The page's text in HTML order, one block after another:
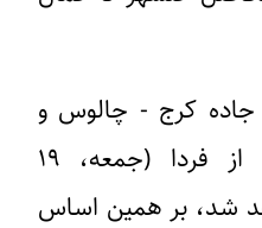
جاده کرج - چالوس و
آزادراه تهران - شمال از فردا (جمعه، ۱۹
شد، بر همین اساس